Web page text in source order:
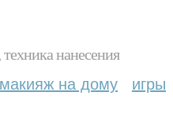
нанесения
на дому игры